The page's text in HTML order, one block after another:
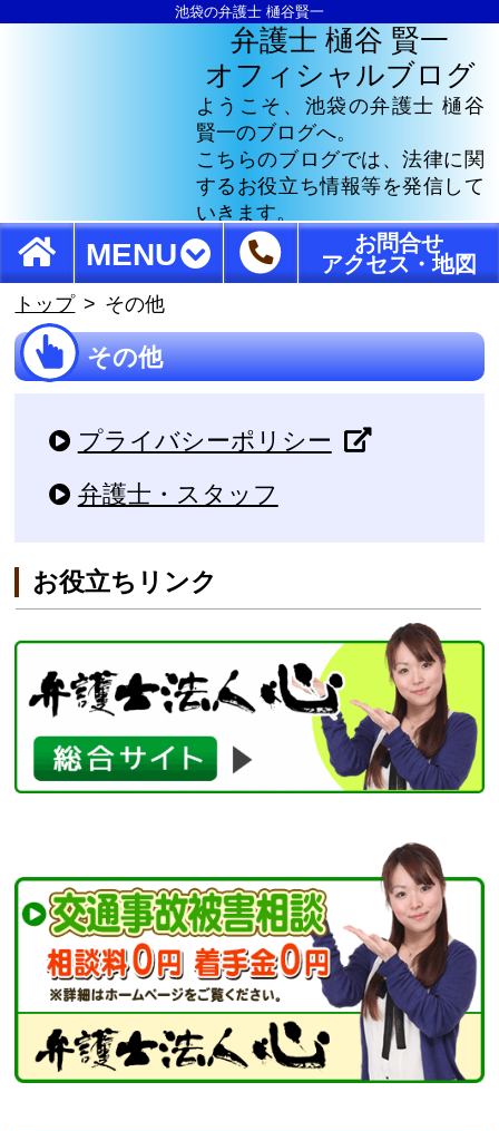
池袋の弁護士 樋谷賢一
弁護士 樋谷 賢一
オフィシャルブログ
ようこそ、池袋の弁護士 樋谷
賢一のブログへ。
こちらのブログでは、法律に関
するお役立ち情報等を発信して
いきます。
MENU
お問合せ
アクセス・地図
トップ その他
その他
プライバシーポリシー
弁護士・スタッフ
お役立ちリンク